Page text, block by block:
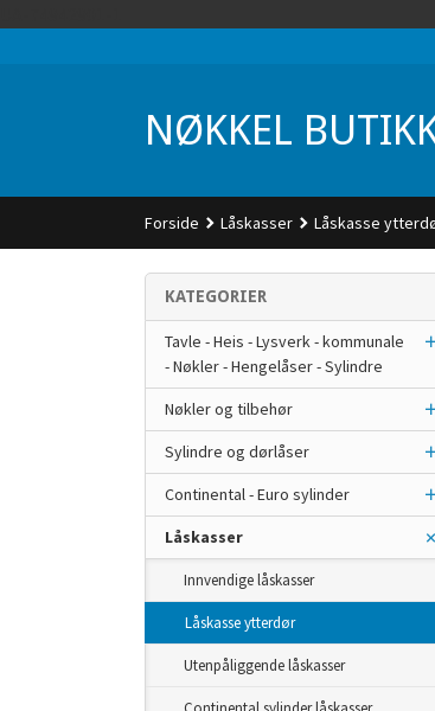
NØKKEL
Forside Låskasser Låskasse
KATEGORIER
Tavle - Heis - Lysverk - kommunale
- Nøkler - Hengelåser - Sylindre
Nøkler og tilbehør
Sylindre og dørlåser
Continental - Euro sylinder
Låskasser
Innvendige låskasser
Låskasse ytterdør
Utenpåliggende låskasser